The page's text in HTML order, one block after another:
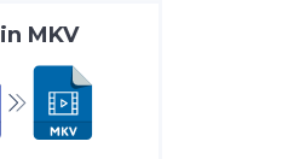
in MKV